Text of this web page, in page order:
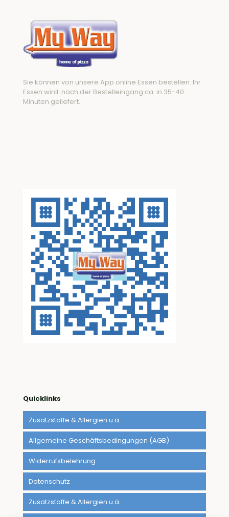
Sie können von unsere App online Essen bestellen. Ihr
Essen wird nach der Bestelleingang ca. in 35-40
Minuten geliefert.
Quicklinks
Zusatzstoffe & Allergien u.ä.
Allgemeine Geschäftsbedingungen (AGB)
Widerrufsbelehrung
Datenschutz
Zusatzstoffe & Allergien u.ä.